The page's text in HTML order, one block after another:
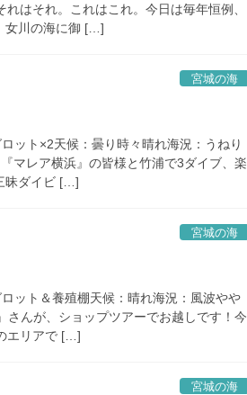
はそれ。これはこれ。今日は毎年恒例、
女川の海に御 […]
宮城の海
ット×2天候：曇り時々晴れ海況：うねり
マレア横浜』の皆様と竹浦で3ダイブ、楽
昧ダイビ […]
宮城の海
ット＆養殖棚天候：晴れ海況：風波やや
んが、ショップツアーでお越しです！今
エリアで […]
宮城の海